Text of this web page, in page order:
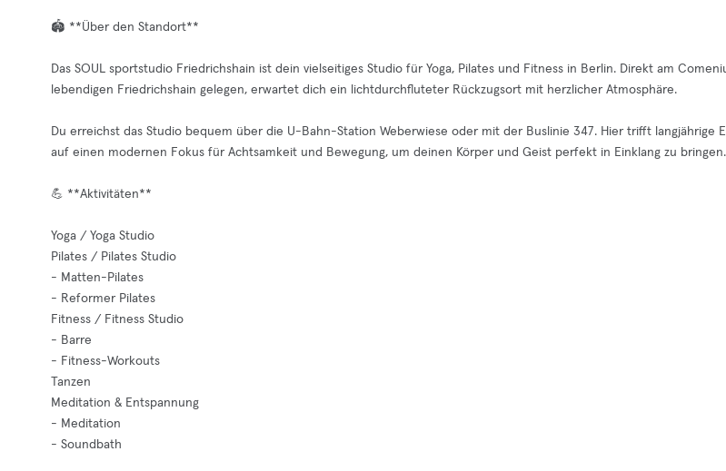
🏟️ **Über den Standort**
Das SOUL sportstudio Friedrichshain ist dein vielseitiges Studio für Yoga, Pilates und Fitness in Berlin. Direkt am
lebendigen Friedrichshain gelegen, erwartet dich ein lichtdurchfluteter Rückzugsort mit herzlicher Atmosphäre.
Du erreichst das Studio bequem über die U-Bahn-Station Weberwiese oder mit der Buslinie 347. Hier trifft langjährige
auf einen modernen Fokus für Achtsamkeit und Bewegung, um deinen Körper und Geist perfekt in Einklang zu bringen.
💪 **Aktivitäten**
Yoga / Yoga Studio
Pilates / Pilates Studio
- Matten-Pilates
- Reformer Pilates
Fitness / Fitness Studio
- Barre
- Fitness-Workouts
Tanzen
Meditation & Entspannung
- Meditation
- Soundbath